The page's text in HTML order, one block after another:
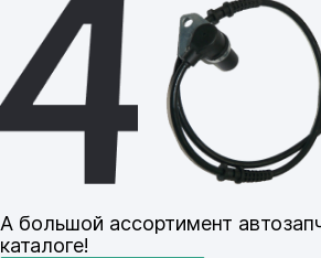
А большой ассортимент
каталоге!